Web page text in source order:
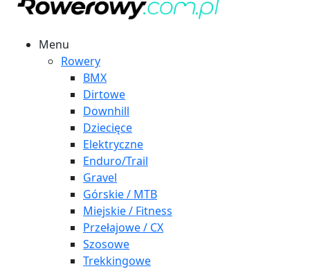
Menu
Rowery
BMX
Dirtowe
Downhill
Dziecięce
Elektryczne
Enduro/Trail
Gravel
Górskie / MTB
Miejskie / Fitness
Przełajowe / CX
Szosowe
Trekkingowe